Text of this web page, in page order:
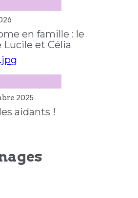
en famille : le
et Célia
2025
aidants !